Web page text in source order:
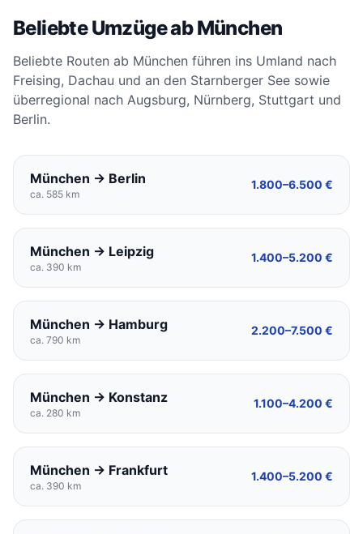
Beliebte Umzüge ab München
Beliebte Routen ab München führen ins Umland nach
Freising, Dachau und an den Starnberger See sowie
überregional nach Augsburg, Nürnberg, Stuttgart und
Berlin.
München → Berlin
ca. 585 km
1.800–6.500 €
München → Leipzig
ca. 390 km
1.400–5.200 €
München → Hamburg
ca. 790 km
2.200–7.500 €
München → Konstanz
ca. 280 km
1.100–4.200 €
München → Frankfurt
ca. 390 km
1.400–5.200 €